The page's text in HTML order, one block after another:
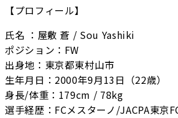
【プロフィール】
氏名 ：屋敷 蒼 / Sou Yashiki
ポジション：FW
出身地：東京都東村山市
生年月日：2000年9月13日（22歳）
身長/体重：179cm / 78kg
選手経歴：FCメスターノ/JACPA東